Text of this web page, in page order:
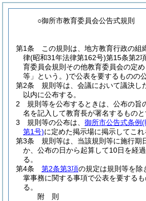
○御所市教育委員会公告式規則
第1条
この規則は、地方教育行政の組
律(昭和31年法律第162号)第15条第2
育委員会規則その他教育委員会の定
等」という。)で公表を要するものの
第2条
規則等は、会議において議決し
以内に公布する。
2
規則等を公布するときは、公布の旨
名を記入して教育長が署名するものと
3
規則等の公布は、 御所市公告式条例(
第1号)に定めた掲示場に掲示してこれ
第3条
規則等は、当該規則等に施行期
か、公布の日から起算して10日を経
る。
第4条
第2条第3項の規定は規則等を除
掌事務に関する事項で公表を要する
る。
附 則